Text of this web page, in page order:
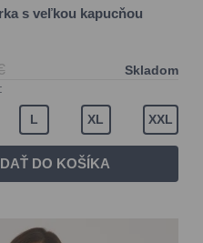
s veľkou kapucňou
Skladom
L XL XXL